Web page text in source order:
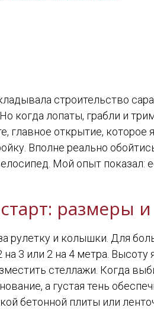
строительство
когда лопаты, грабли и
главное открытие,
Вполне реально
Мой опыт показал:
размеры и
рулетку и колышки. Для
3 или 2 на 4 метра.
стеллажи. Когда
а густая тень
бетонной плиты или